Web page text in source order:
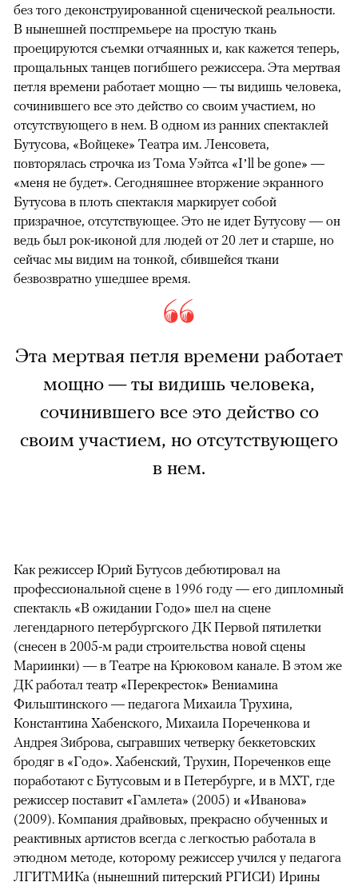
без того деконструированной сценической реальности.
В нынешней постпремьере на простую ткань
проецируются съемки отчаянных и, как кажется теперь,
прощальных танцев погибшего режиссера. Эта мертвая
петля времени работает мощно — ты видишь человека,
сочинившего все это действо со своим участием, но
отсутствующего в нем. В одном из ранних спектаклей
Бутусова, «Войцеке» Театра им. Ленсовета,
повторялась строчка из Тома Уэйтса «I’ll be gone» —
«меня не будет». Сегодняшнее вторжение экранного
Бутусова в плоть спектакля маркирует собой
призрачное, отсутствующее. Это не идет Бутусову — он
ведь был рок-иконой для людей от 20 лет и старше, но
сейчас мы видим на тонкой, сбившейся ткани
безвозвратно ушедшее время.
Эта мертвая петля времени работает
мощно — ты видишь человека,
сочинившего все это действо со
своим участием, но отсутствующего
в нем.
Как режиссер Юрий Бутусов дебютировал на
профессиональной сцене в 1996 году — его дипломный
спектакль «В ожидании Годо» шел на сцене
легендарного петербургского ДК Первой пятилетки
(снесен в 2005-м ради строительства новой сцены
Мариинки) — в Театре на Крюковом канале. В этом же
ДК работал театр «Перекресток» Вениамина
Фильштинского — педагога Михаила Трухина,
Константина Хабенского, Михаила Пореченкова и
Андрея Зиброва, сыгравших четверку беккетовских
бродяг в «Годо». Хабенский, Трухин, Пореченков еще
поработают с Бутусовым и в Петербурге, и в МХТ, где
режиссер поставит «Гамлета» (2005) и «Иванова»
(2009). Компания драйвовых, прекрасно обученных и
реактивных артистов всегда с легкостью работала в
этюдном методе, которому режиссер учился у педагога
ЛГИТМИКа (нынешний питерский РГИСИ) Ирины